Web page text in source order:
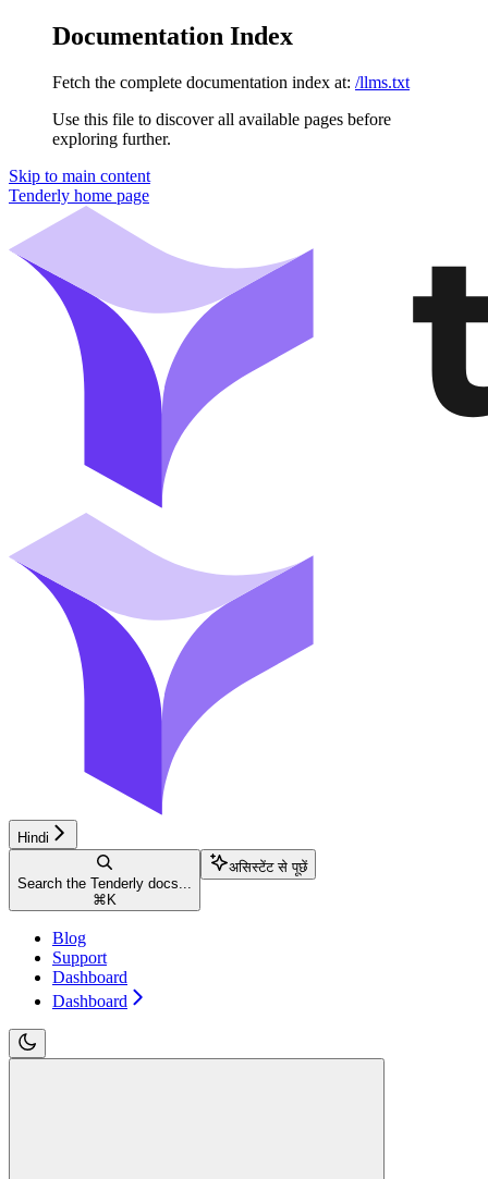
Documentation Index
Fetch the complete documentation index at: /llms.txt
Use this file to discover all available pages before
exploring further.
Skip to main content
Tenderly home page
Hindi
Search the Tenderly docs...
⌘ K
असिस्टेंट से पूछें
Blog
Support
Dashboard
Dashboard